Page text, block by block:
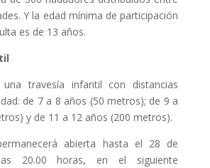
Y la edad mínima de participación
es de 13 años.
una travesía infantil con distancias
de 7 a 8 años (50 metros); de 9 a
y de 11 a 12 años (200 metros).
abierta hasta el 28 de
20.00 horas, en el siguiente